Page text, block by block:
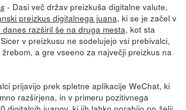
- Dasi več držav preizkuša digitalne valute,
preizkus digitalnega juana, ki se je začel v
danes razširil še na druga mesta, kot sta
v preizkusu ne sodelujejo vsi prebivalci,
a gre vseeno za največji preizkus na
prijavijo prek spletne aplikacije WeChat, ki
razširjena, in v primeru pozitivnega